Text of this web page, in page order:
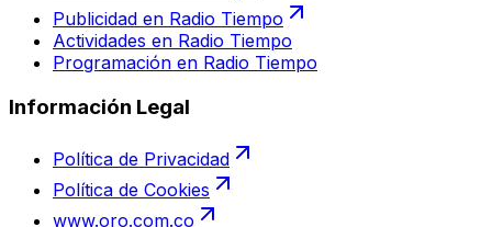
Publicidad en Radio Tiempo
Actividades en Radio Tiempo
Programación en Radio Tiempo
Información Legal
Política de Privacidad
Política de Cookies
www.oro.com.co